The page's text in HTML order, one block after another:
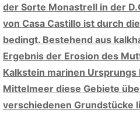
der Sorte Monastrell in der
von Casa Castillo ist durch
bedingt. Bestehend aus
Ergebnis der Erosion des
Kalkstein marinen Ursprungs
Mittelmeer diese Gebiete
verschiedenen Grundstücke